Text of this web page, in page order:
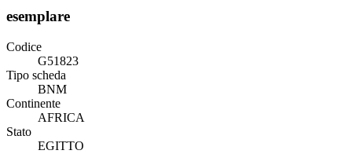
esemplare
Codice
G51823
Tipo scheda
BNM
Continente
AFRICA
Stato
EGITTO